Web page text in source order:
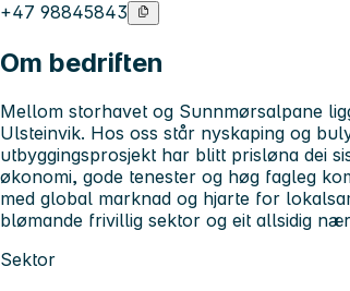
+47 98845843
Om bedriften
Mellom storhavet og Sunnmørsalpane
Ulsteinvik. Hos oss står nyskaping og
utbyggingsprosjekt har blitt prisløna dei
økonomi, gode tenester og høg fagleg
med global marknad og hjarte for
blømande frivillig sektor og eit allsidig
Sektor